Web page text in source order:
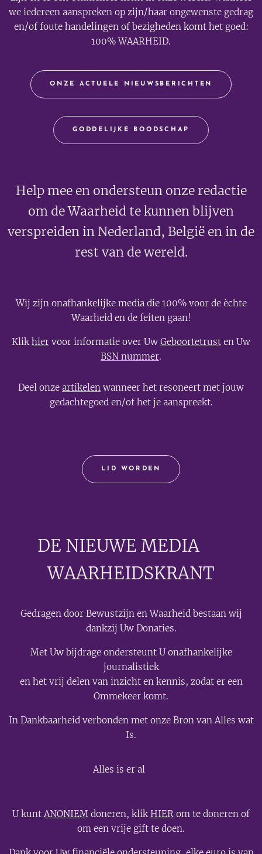
we iedereen aanspreken op zijn/haar ongewenste gedrag
en/of foute handelingen of bezigheden komt het goed:
100% WAARHEID.
ONZE ACTUELE NIEUWSBERICHTEN
GODDELIJKE BOODSCHAP
Help mee en ondersteun onze redactie
om de Waarheid te kunnen blijven
verspreiden in Nederland, België en in de
rest van de wereld.
Wij zijn onafhankelijke media die 100% voor de èchte
Waarheid en de feiten gaan!
Klikhier voor informatie over Uw Geboortetrust en Uw
BSN nummer.
Deel onze artikelen wanneer het resoneert met jouw
gedachtegoed en/of het je aanspreekt.
LID WORDEN
DE NIEUWE MEDIA🟣
WAARHEIDSKRANT
Gedragen door Bewustzijn en Waarheid bestaan wij
dankzij Uw Donaties.
Met Uw bijdrage ondersteunt U onafhankelijke
journalistiek
en het vrij delen van inzicht en kennis, zodat er een
Ommekeer komt.
In Dankbaarheid verbonden met onze Bron van Alles wat
Is.
Alles is er al
U kuntANONIEM doneren, klikHIER om te doneren of
om een vrije gift te doen.